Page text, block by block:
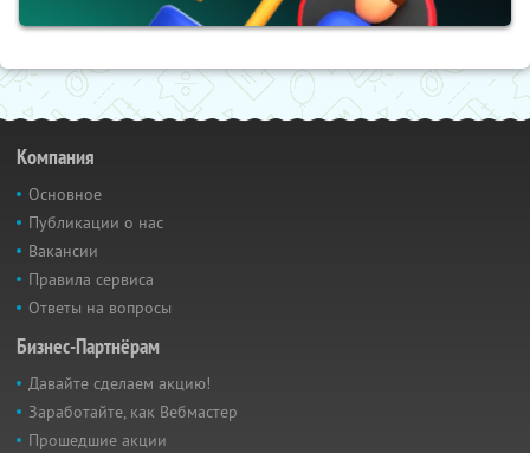
Компания
Основное
Публикации о нас
Вакансии
Правила сервиса
Ответы на вопросы
Бизнес-Партнёрам
Давайте сделаем акцию!
Заработайте, как Вебмастер
Прошедшие акции